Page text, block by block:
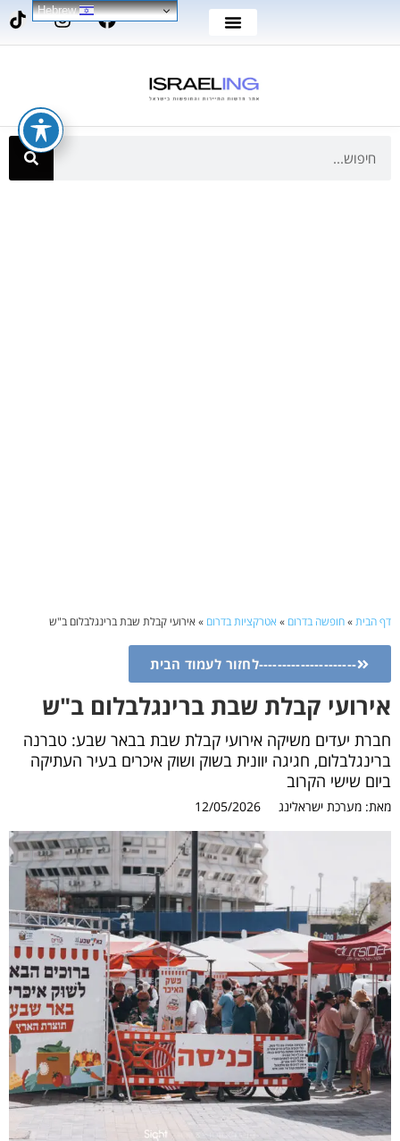
דף הבית»חופשה בדרום » אטרקציות בדרום » אירועי קבלת שבת ברינגלבלום ב"ש
---------------------לחזור לעמוד הבית
אירועי קבלת שבת ברינגלבלום ב"ש
חברת יעדים משיקה אירועי קבלת שבת בבאר שבע: טברנה
ברינגלבלום, חגיגה יוונית בשוק ושוק איכרים בעיר העתיקה
ביום שישי הקרוב
מאת: מערכת ישראלינג 12/05/2026
Hebrew